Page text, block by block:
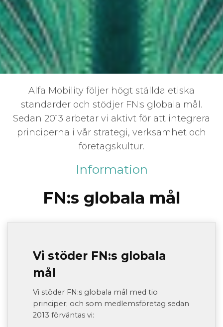
Alfa Mobility följer högt ställda etiska
standarder och stödjer FN:s globala mål.
Sedan 2013 arbetar vi aktivt för att integrera
principerna i vår strategi, verksamhet och
företagskultur.
Information
FN:s globala mål
Vi stöder FN:s globala
mål
Vi stöder FN:s globala mål med tio
principer; och som medlemsföretag sedan
2013 förväntas vi: